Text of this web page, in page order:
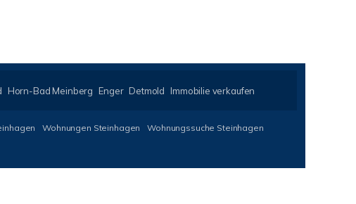
Horn-Bad Meinberg Enger Detmold Immobilie verkaufen
Wohnungen Steinhagen
Wohnungssuche Steinhagen